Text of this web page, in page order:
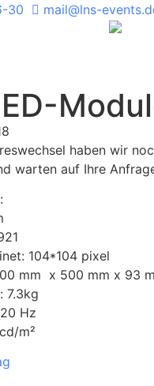
30 mail@lns-
haben wir
warten auf Ihre
104*104 pixel
mm x 500 mm x 93
7.3kg
Hz
m²